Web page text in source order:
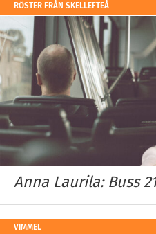
RÖSTER FRÅN SKELLEFTEÅ
Anna Laurila: Buss
VIMMEL